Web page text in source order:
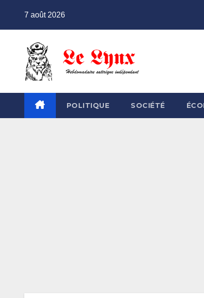
7 août 2026
POLITIQUE SOCIÉTÉ